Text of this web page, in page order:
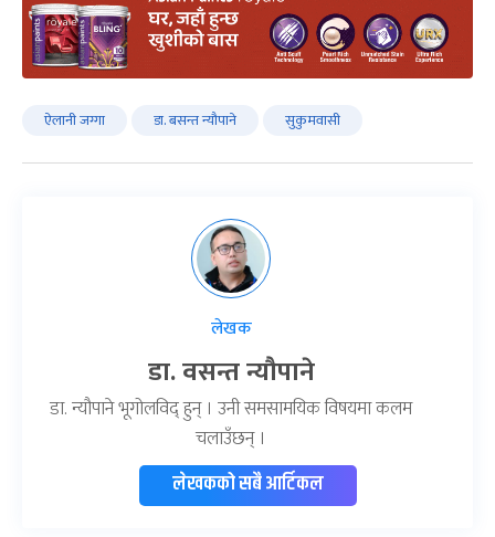
ऐलानी जग्गा डा. बसन्त न्यौपाने सुकुमवासी
लेखक
डा. वसन्त न्यौपाने
डा. न्यौपाने भूगोलविद् हुन् । उनी समसामयिक विषयमा कलम
चलाउँछन् ।
लेखकको सबै आर्टिकल